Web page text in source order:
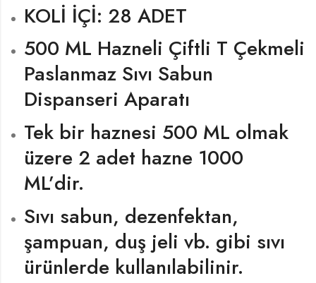
KOLİ İÇİ: 28 ADET
500 ML Hazneli Çiftli T Çekmeli
Paslanmaz Sıvı Sabun
Dispanseri Aparatı
Tek bir haznesi 500 ML olmak
üzere 2 adet hazne 1000
ML’dir.
Sıvı sabun, dezenfektan,
şampuan, duş jeli vb. gibi sıvı
ürünlerde kullanılabilinir.